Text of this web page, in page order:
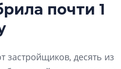
почти 1
застройщиков, десять из
Усадьба
эпохи фальш-